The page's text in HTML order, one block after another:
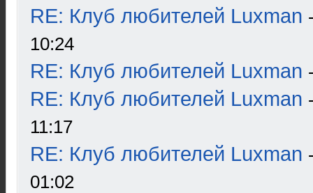
RE: Клуб любителей Luxman
10:24
RE: Клуб любителей Luxman
RE: Клуб любителей Luxman
11:17
RE: Клуб любителей Luxman
01:02